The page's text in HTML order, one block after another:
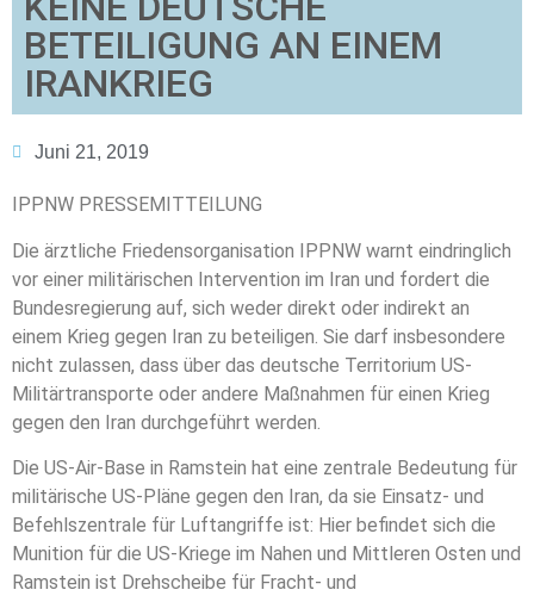
BETEILIGUNG AN EINEM
IRANKRIEG
Juni 21, 2019
IPPNW PRESSEMITTEILUNG
Die ärztliche Friedensorganisation IPPNW warnt eindringlich
vor einer militärischen Intervention im Iran und fordert die
Bundesregierung auf, sich weder direkt oder indirekt an
einem Krieg gegen Iran zu beteiligen. Sie darf insbesondere
nicht zulassen, dass über das deutsche Territorium US-
Militärtransporte oder andere Maßnahmen für einen Krieg
gegen den Iran durchgeführt werden.
Die US-Air-Base in Ramstein hat eine zentrale Bedeutung für
militärische US-Pläne gegen den Iran, da sie Einsatz- und
Befehlszentrale für Luftangriffe ist: Hier befindet sich die
Munition für die US-Kriege im Nahen und Mittleren Osten und
Ramstein ist Drehscheibe für Fracht- und